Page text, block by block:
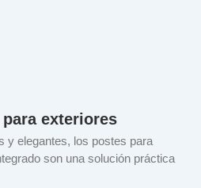
exteriores
y elegantes, los postes para
son una solución práctica